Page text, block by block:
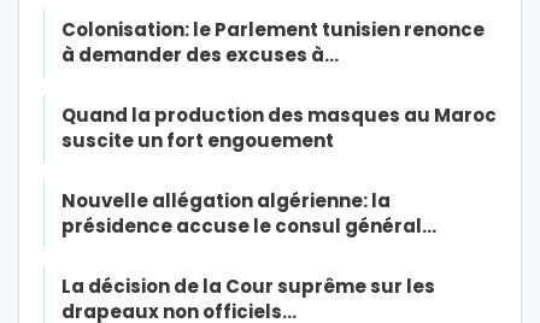
Colonisation: le Parlement tunisien renonce
à demander des excuses à…
Quand la production des masques au Maroc
suscite un fort engouement
Nouvelle allégation algérienne: la
présidence accuse le consul général…
La décision de la Cour suprême sur les
drapeaux non officiels…